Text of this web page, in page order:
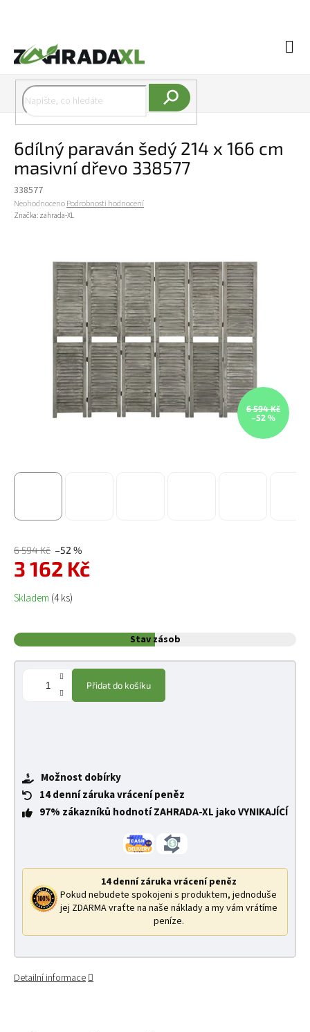
6dílný paraván šedý 214 x 166 cm
masivní dřevo 338577
338577
Průměrné hodnocení produktu je 0,0 z 5 hvězdiček.
NeohodnocenoPodrobnosti hodnocení
Značka: zahrada-XL
6 594 Kč
–52 %
6 594 Kč –52 %
3 162 Kč
Měrná cena:
Skladem (4 ks)
Stav zásob
Přidat do košíku
Možnost dobírky
14 denní záruka vrácení peněz
97% zákazníků hodnotí ZAHRADA-XL jako VYNIKAJÍCÍ
14 denní záruka vrácení peněz
Pokud nebudete spokojeni s produktem, jednoduše
jej ZDARMA vraťte na naše náklady a my vám vrátíme
peníze.
Detailní informace